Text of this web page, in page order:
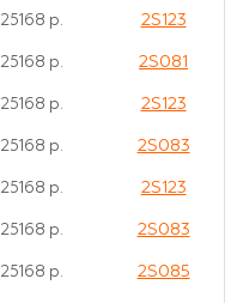
25168 р. 2S123
25168 р. 2S081
25168 р. 2S123
25168 р. 2S083
25168 р. 2S123
25168 р. 2S083
25168 р. 2S085